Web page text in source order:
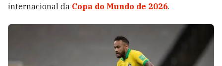
internacional da Copa do Mundo de 2026.